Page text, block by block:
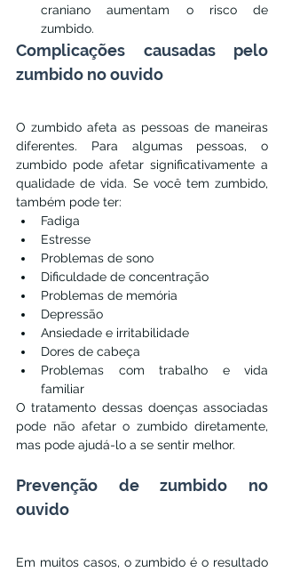
craniano aumentam o risco de
zumbido.
Complicações causadas pelo
zumbido no ouvido
O zumbido afeta as pessoas de maneiras
diferentes. Para algumas pessoas, o
zumbido pode afetar significativamente a
qualidade de vida. Se você tem zumbido,
também pode ter:
Fadiga
Estresse
Problemas de sono
Dificuldade de concentração
Problemas de memória
Depressão
Ansiedade e irritabilidade
Dores de cabeça
Problemas com trabalho e vida
familiar
O tratamento dessas doenças associadas
pode não afetar o zumbido diretamente,
mas pode ajudá-lo a se sentir melhor.
Prevenção de zumbido no
ouvido
Em muitos casos, o zumbido é o resultado